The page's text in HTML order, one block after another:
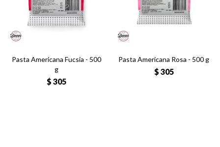
Pasta Americana Fucsia - 500
g
$ 305
Pasta Americana Rosa - 500 g
$ 305